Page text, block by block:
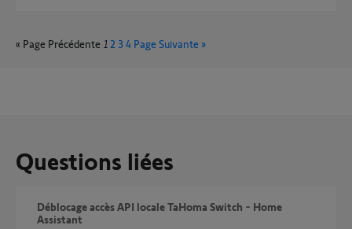
« Page Précédente 1 2 3 4 Page Suivante »
Questions liées
Déblocage accès API locale TaHoma Switch - Home
Assistant